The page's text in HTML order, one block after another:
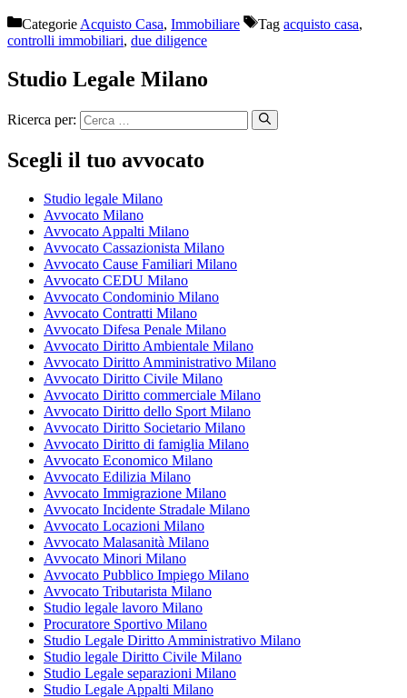
Categorie Acquisto Casa, Immobiliare Tag acquisto casa,
controlli immobiliari, due diligence
Studio Legale Milano
Ricerca per:
Scegli il tuo avvocato
Studio legale Milano
Avvocato Milano
Avvocato Appalti Milano
Avvocato Cassazionista Milano
Avvocato Cause Familiari Milano
Avvocato CEDU Milano
Avvocato Condominio Milano
Avvocato Contratti Milano
Avvocato Difesa Penale Milano
Avvocato Diritto Ambientale Milano
Avvocato Diritto Amministrativo Milano
Avvocato Diritto Civile Milano
Avvocato Diritto commerciale Milano
Avvocato Diritto dello Sport Milano
Avvocato Diritto Societario Milano
Avvocato Diritto di famiglia Milano
Avvocato Economico Milano
Avvocato Edilizia Milano
Avvocato Immigrazione Milano
Avvocato Incidente Stradale Milano
Avvocato Locazioni Milano
Avvocato Malasanità Milano
Avvocato Minori Milano
Avvocato Pubblico Impiego Milano
Avvocato Tributarista Milano
Studio legale lavoro Milano
Procuratore Sportivo Milano
Studio Legale Diritto Amministrativo Milano
Studio legale Diritto Civile Milano
Studio Legale separazioni Milano
Studio Legale Appalti Milano